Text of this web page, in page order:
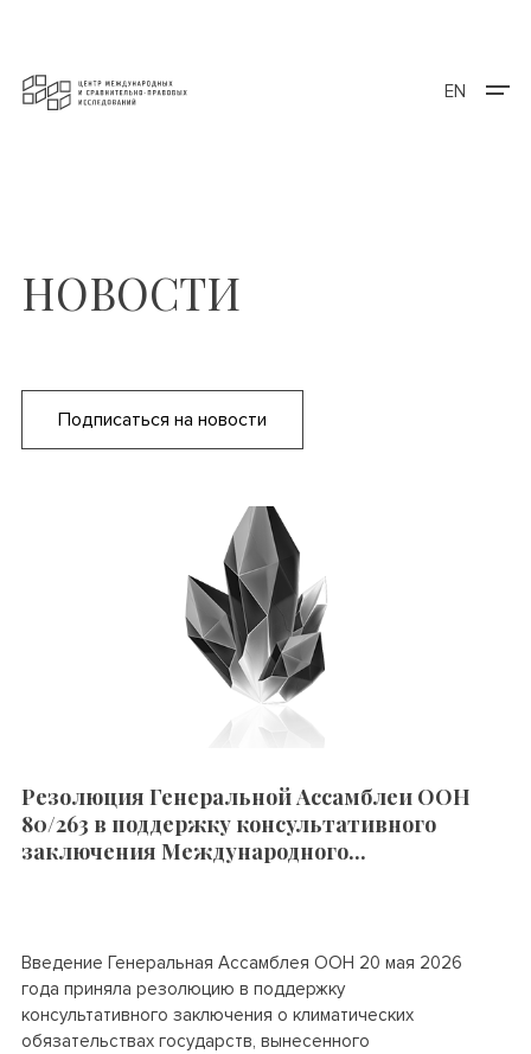
EN
НОВОСТИ
Подписаться на новости
Резолюция Генеральной Ассамблеи ООН
80/263 в поддержку консультативного
заключения Международного...
Введение Генеральная Ассамблея ООН 20 мая 2026
года приняла резолюцию в поддержку
консультативного заключения о климатических
обязательствах государств, вынесенного